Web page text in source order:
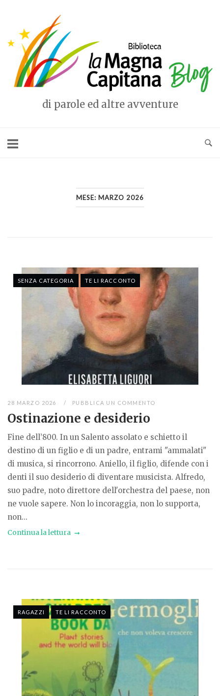
contenuto
di parole ed altre avventure
MESE: MARZO 2026
SENZA CATEGORIA TE LI RACCONTO
28 MARZO 2026 PUBBLICA UN COMMENTO
Ostinazione e desiderio
Fine dell’800. In un Salento assolato e schietto il
destino di un figlio e di un padre, entrami "ammalati"
di musica, si rincorrono. Aniello, il figlio, difende con i
denti il suo desiderio di diventare musicista. Alfredo,
suo padre, noto direttore dell'orchestra del paese, non
ne vuole sapere. Non lo incoraggia, non lo supporta,
non...
Continua la lettura
RAGAZZI TE LI RACCONTO